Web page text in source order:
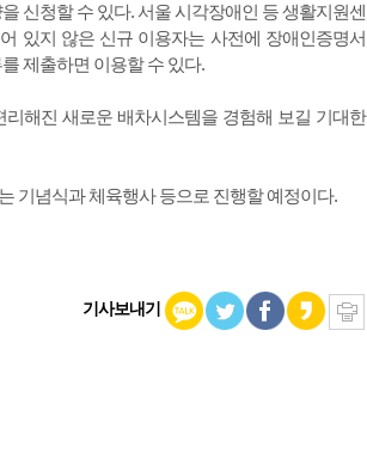
신청할 수 있다. 서울 시각장애인 등 생활지원센
있지 않은 신규 이용자는 사전에 장애인증명서
제출하면 이용할 수 있다.
해진 새로운 배차시스템을 경험해 보길 기대한
기념식과 체육행사 등으로 진행할 예정이다.
기사보내기